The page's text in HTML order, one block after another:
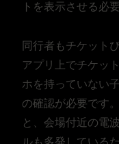
トを表示させる必
同行者もチケット
アプリ上でチケッ
ホを持っていない
の確認が必要です
と、会場付近の電
ルも多発している